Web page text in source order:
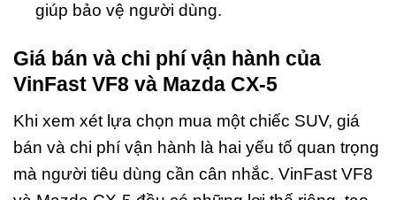
giúp bảo vệ người dùng.
Giá bán và chi phí vận hành của
VinFast VF8 và Mazda CX-5
Khi xem xét lựa chọn mua một chiếc SUV, giá
bán và chi phí vận hành là hai yếu tố quan trọng
mà người tiêu dùng cần cân nhắc. VinFast VF8